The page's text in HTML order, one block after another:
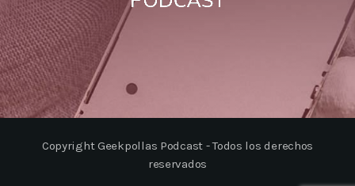
Copyright Geekpollas Podcast - Todos los derechos
reservados